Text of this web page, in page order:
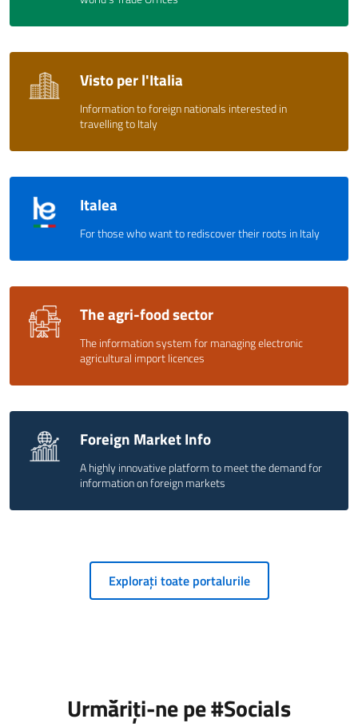
Visto per l'Italia
Information to foreign nationals interested in
travelling to Italy
Italea
For those who want to rediscover their roots in Italy
The agri-food sector
The information system for managing electronic
agricultural import licences
Foreign Market Info
A highly innovative platform to meet the demand for
information on foreign markets
Explorați toate portalurile
Urmăriți-ne pe #Socials